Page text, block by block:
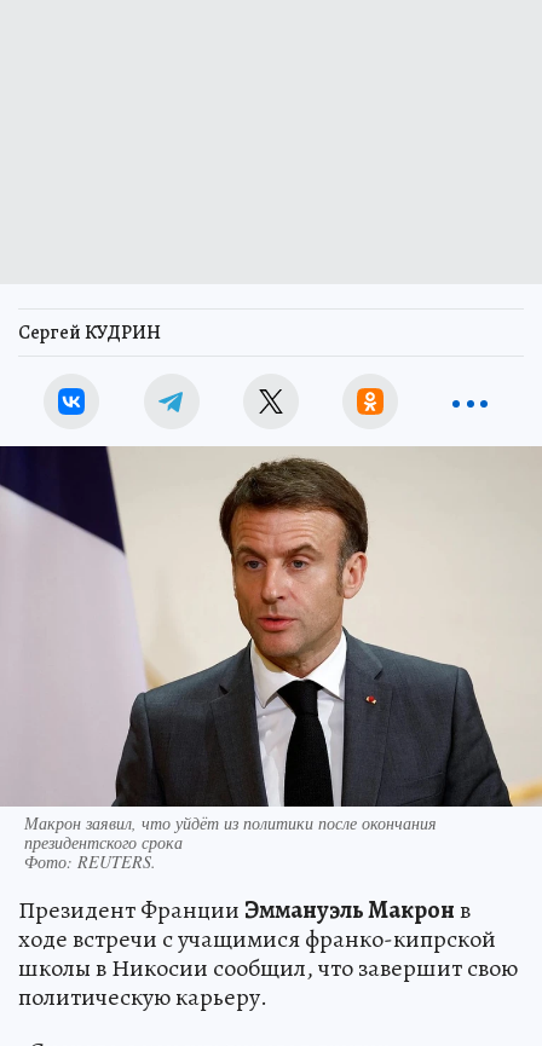
Сергей КУДРИН
Макрон заявил, что уйдёт из политики после окончания
президентского срока
Фото: REUTERS.
Президент Франции Эммануэль Макронв
ходе встречи с учащимися франко-кипрской
школы в Никосии сообщил, что завершит свою
политическую карьеру.